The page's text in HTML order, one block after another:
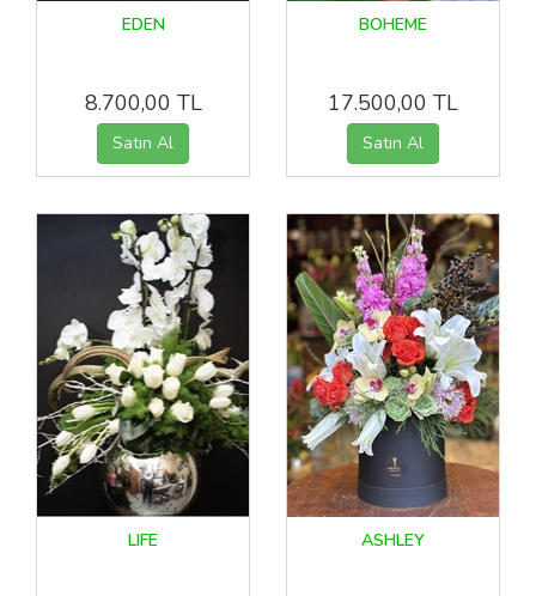
EDEN
8.700,00 TL
BOHEME
17.500,00 TL
LIFE ASHLEY